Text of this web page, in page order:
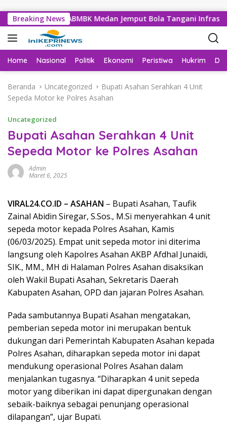
Breaking News
Dinas SDABMBK Medan Jemput Bola Tangani Infrastruktur
Home Nasional Politik Ekonomi Peristiwa Hukrim
Beranda Uncategorized
Bupati Asahan Serahkan 4 Unit
Sepeda Motor ke Polres Asahan
Uncategorized
Bupati Asahan Serahkan 4 Unit
Sepeda Motor ke Polres Asahan
Admin
Maret 6, 2025
VIRAL24.CO.ID – ASAHAN – Bupati Asahan, Taufik
Zainal Abidin Siregar, S.Sos., M.Si menyerahkan 4 unit
sepeda motor kepada Polres Asahan, Kamis
(06/03/2025). Empat unit sepeda motor ini diterima
langsung oleh Kapolres Asahan AKBP Afdhal Junaidi,
SIK., MM., MH di Halaman Polres Asahan disaksikan
oleh Wakil Bupati Asahan, Sekretaris Daerah
Kabupaten Asahan, OPD dan jajaran Polres Asahan.
Pada sambutannya Bupati Asahan mengatakan,
pemberian sepeda motor ini merupakan bentuk
dukungan dari Pemerintah Kabupaten Asahan kepada
Polres Asahan, diharapkan sepeda motor ini dapat
mendukung operasional Polres Asahan dalam
menjalankan tugasnya. “Diharapkan 4 unit sepeda
motor yang diberikan ini dapat dipergunakan dengan
sebaik-baiknya sebagai penunjang operasional
dilapangan”, ujar Bupati.